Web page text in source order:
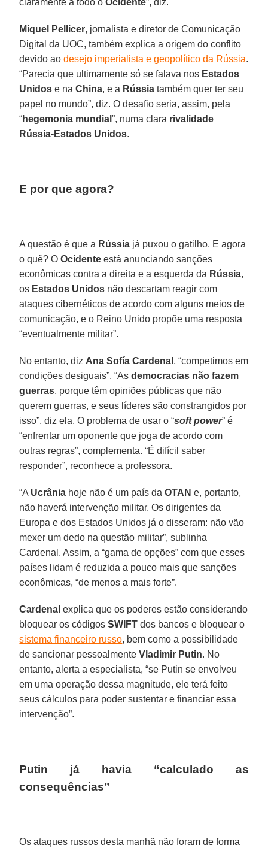
Miquel Pellicer, jornalista e diretor de Comunicação
Digital da UOC, também explica a origem do conflito
devido aodesejo imperialista e geopolítico da Rússia.
“Parecia que ultimamente só se falava nos Estados
Unidos e naChina, e a Rússia também quer ter seu
papel no mundo”, diz. O desafio seria, assim, pela
“hegemonia mundial”, numa clara rivalidade
Rússia-Estados Unidos.
E por que agora?
A questão é que a Rússia já puxou o gatilho. E agora
o quê? OOcidente está anunciando sanções
econômicas contra a direita e a esquerda da Rússia,
os Estados Unidos não descartam reagir com
ataques cibernéticos de acordo com alguns meios de
comunicação, e o Reino Unido propõe uma resposta
“eventualmente militar”.
No entanto, diz Ana Sofía Cardenal , “competimos em
condições desiguais”. “Asdemocracias não fazem
guerras, porque têm opiniões públicas que não
querem guerras, e seus líderes são constrangidos por
isso”, diz ela. O problema de usar o “soft power” é
“enfrentar um oponente que joga de acordo com
outras regras”, complementa. “É difícil saber
responder”, reconhece a professora.
“A Ucrânia hoje não é um país daOTAN e, portanto,
não haverá intervenção militar. Os dirigentes da
Europa e dos Estados Unidos já o disseram: não vão
mexer um dedo na questão militar”, sublinha
Cardenal. Assim, a “gama de opções” com que esses
países lidam é reduzida a pouco mais que sanções
econômicas, “de menos a mais forte”.
Cardenal explica que os poderes estão considerando
bloquear os códigosSWIFT dos bancos e bloquear o
sistema financeiro russo, bem como a possibilidade
de sancionar pessoalmenteVladimir Putin. No
entanto, alerta a especialista, “se Putin se envolveu
em uma operação dessa magnitude, ele terá feito
seus cálculos para poder sustentar e financiar essa
intervenção”.
Putin já havia “calculado as
consequências”
Os ataques russos desta manhã não foram de forma